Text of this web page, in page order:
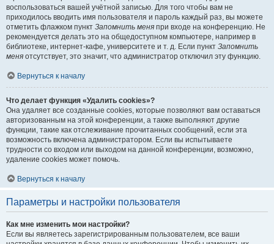
воспользоваться вашей учётной записью. Для того чтобы вам не
приходилось вводить имя пользователя и пароль каждый раз, вы можете
отметить флажком пункт Запомнить меня при входе на конференцию. Не
рекомендуется делать это на общедоступном компьютере, например в
библиотеке, интернет-кафе, университете и т. д. Если пункт Запомнить
меня отсутствует, это значит, что администратор отключил эту функцию.
Вернуться к началу
Что делает функция «Удалить cookies»?
Она удаляет все созданные cookies, которые позволяют вам оставаться
авторизованным на этой конференции, а также выполняют другие
функции, такие как отслеживание прочитанных сообщений, если эта
возможность включена администратором. Если вы испытываете
трудности со входом или выходом на данной конференции, возможно,
удаление cookies может помочь.
Вернуться к началу
Параметры и настройки пользователя
Как мне изменить мои настройки?
Если вы являетесь зарегистрированным пользователем, все ваши